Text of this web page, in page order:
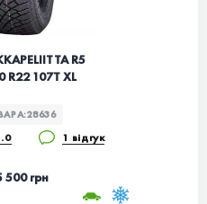
R5
R22 107T XL
28636
1 відгук
500 грн